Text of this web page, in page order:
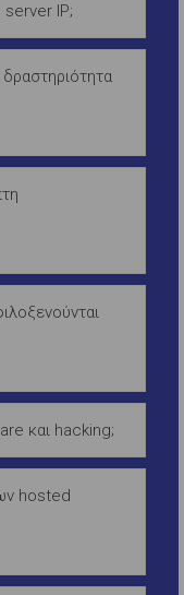
server IP;
και hacking;
hosted